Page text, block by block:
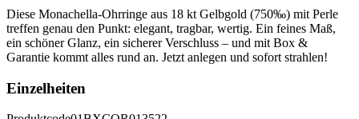
Diese Monachella-Ohrringe aus 18 kt Gelbgold (750‰) mit Perle
treffen genau den Punkt: elegant, tragbar, wertig. Ein feines Maß,
ein schöner Glanz, ein sicherer Verschluss – und mit Box &
Garantie kommt alles rund an. Jetzt anlegen und sofort strahlen!
Einzelheiten